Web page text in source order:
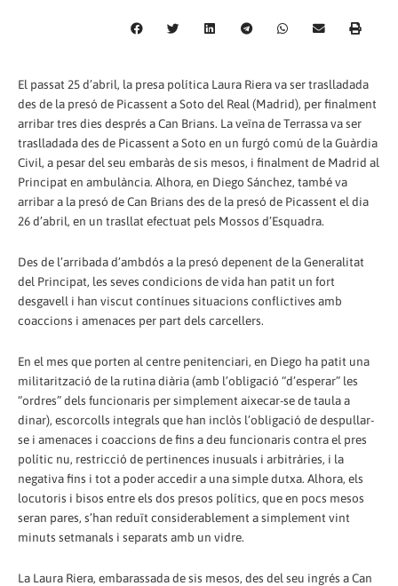
El passat 25 d’abril, la presa política Laura Riera va ser traslladada
des de la presó de Picassent a Soto del Real (Madrid), per finalment
arribar tres dies després a Can Brians. La veïna de Terrassa va ser
traslladada des de Picassent a Soto en un furgó comú de la Guàrdia
Civil, a pesar del seu embaràs de sis mesos, i finalment de Madrid al
Principat en ambulància. Alhora, en Diego Sánchez, també va
arribar a la presó de Can Brians des de la presó de Picassent el dia
26 d’abril, en un trasllat efectuat pels Mossos d’Esquadra.
Des de l’arribada d’ambdós a la presó depenent de la Generalitat
del Principat, les seves condicions de vida han patit un fort
desgavell i han viscut contínues situacions conflictives amb
coaccions i amenaces per part dels carcellers.
En el mes que porten al centre penitenciari, en Diego ha patit una
militarització de la rutina diària (amb l’obligació “d’esperar” les
“ordres” dels funcionaris per simplement aixecar-se de taula a
dinar), escorcolls integrals que han inclòs l’obligació de despullar-
se i amenaces i coaccions de fins a deu funcionaris contra el pres
polític nu, restricció de pertinences inusuals i arbitràries, i la
negativa fins i tot a poder accedir a una simple dutxa. Alhora, els
locutoris i bisos entre els dos presos polítics, que en pocs mesos
seran pares, s’han reduït considerablement a simplement vint
minuts setmanals i separats amb un vidre.
La Laura Riera, embarassada de sis mesos, des del seu ingrés a Can